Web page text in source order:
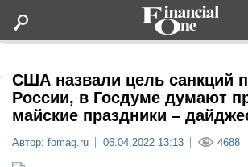
Статьи
США назвали цель санкций
России, в Госдуме думают
майские праздники –
Автор: fomag.ru 06.04.2022 13:13 4688